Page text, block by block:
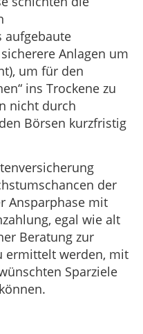
aufgebaute
Anlagen um
um für den
ins Trockene zu
nicht durch
Börsen kurzfristig
der
Ansparphase mit
egal wie alt
Beratung zur
ermittelt werden, mit
Sparziele